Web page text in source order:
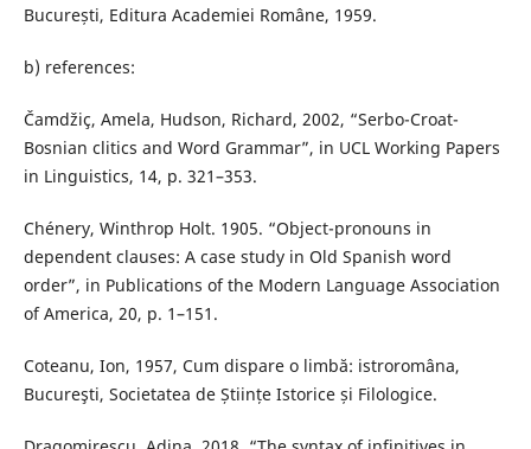
București, Editura Academiei Române, 1959.
b) references:
Čamdžiç, Amela, Hudson, Richard, 2002, “Serbo-Croat-
Bosnian clitics and Word Grammar”, in UCL Working Papers
in Linguistics, 14, p. 321–353.
Chénery, Winthrop Holt. 1905. “Object-pronouns in
dependent clauses: A case study in Old Spanish word
order”, in Publications of the Modern Language Association
of America, 20, p. 1–151.
Coteanu, Ion, 1957, Cum dispare o limbă: istroromâna,
Bucureşti, Societatea de Științe Istorice și Filologice.